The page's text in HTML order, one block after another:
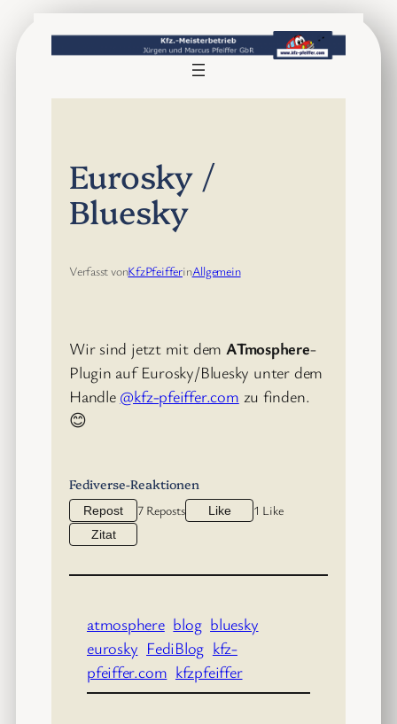
Eurosky /
Bluesky
Verfasst vonKfzPfeifferinAllgemein
Wir sind jetzt mit dem ATmosphere-
Plugin auf Eurosky/Bluesky unter dem
Handle @kfz-pfeiffer.com zu finden.
😊
Fediverse-Reaktionen
Repost 7 Reposts Like 1 Like
Zitat
atmosphere blog bluesky
eurosky FediBlog kfz-
pfeiffer.com kfzpfeiffer